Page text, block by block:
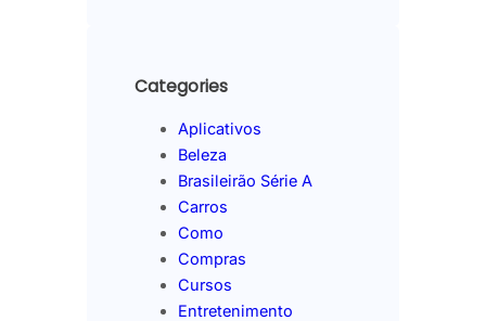
Categories
Aplicativos
Beleza
Brasileirão Série A
Carros
Como
Compras
Cursos
Entretenimento